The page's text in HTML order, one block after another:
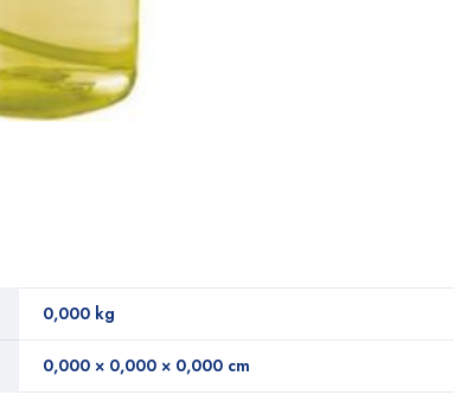
0,000 kg
0,000 × 0,000 × 0,000 cm